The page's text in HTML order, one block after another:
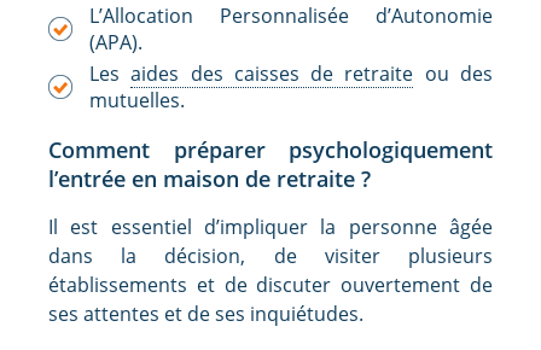
L’Allocation Personnalisée d’Autonomie
(APA).
Lesaides des caisses de retraite ou des
mutuelles.
Comment préparer psychologiquement
l’entrée en maison de retraite ?
Il est essentiel d’impliquer la personne âgée
dans la décision, de visiter plusieurs
établissements et de discuter ouvertement de
ses attentes et de ses inquiétudes.